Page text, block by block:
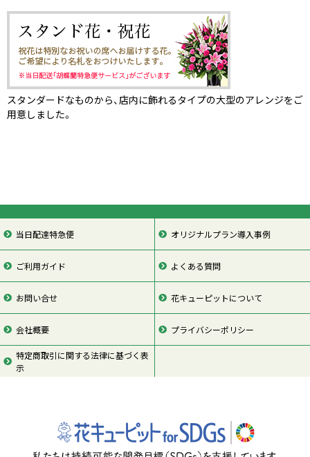
スタンダードなものから、店内に飾れるタイプの大型のアレンジをご
用意しました。
当日配達特急便 オリジナルプラン導入事例
ご利用ガイド よくある質問
お問い合せ 花キューピットについて
会社概要 プライバシーポリシー
特定商取引に関する法律に基づく表
示
ページの先頭